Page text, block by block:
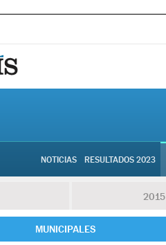
NOTICIAS RESULTADOS 2023
2015
MUNICIPALES